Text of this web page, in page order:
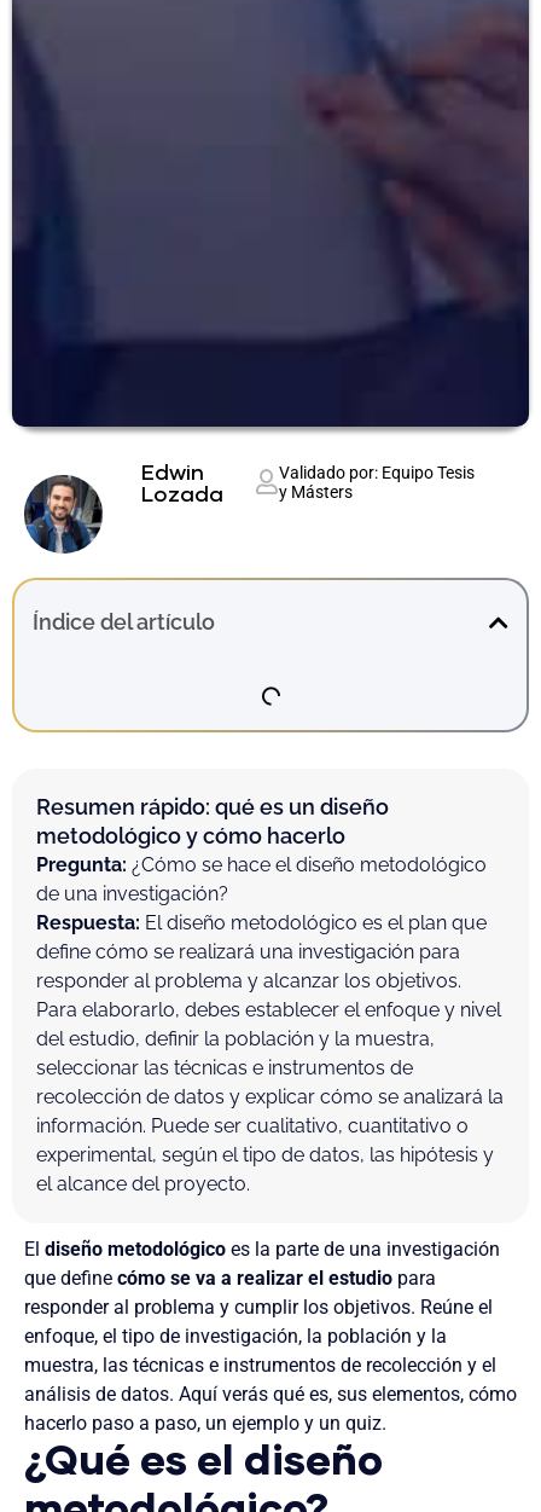
Edwin
Lozada
Validado por: Equipo Tesis
y Másters
Índice del artículo
Resumen rápido: qué es un diseño
metodológico y cómo hacerlo
Pregunta: ¿Cómo se hace el diseño metodológico
de una investigación?
Respuesta: El diseño metodológico es el plan que
define cómo se realizará una investigación para
responder al problema y alcanzar los objetivos.
Para elaborarlo, debes establecer el enfoque y nivel
del estudio, definir la población y la muestra,
seleccionar las técnicas e instrumentos de
recolección de datos y explicar cómo se analizará la
información. Puede ser cualitativo, cuantitativo o
experimental, según el tipo de datos, las hipótesis y
el alcance del proyecto.
El diseño metodológico es la parte de una investigación
que define cómo se va a realizar el estudio para
responder al problema y cumplir los objetivos. Reúne el
enfoque, el tipo de investigación, la población y la
muestra, las técnicas e instrumentos de recolección y el
análisis de datos. Aquí verás qué es, sus elementos, cómo
hacerlo paso a paso, un ejemplo y un quiz.
¿Qué es el diseño